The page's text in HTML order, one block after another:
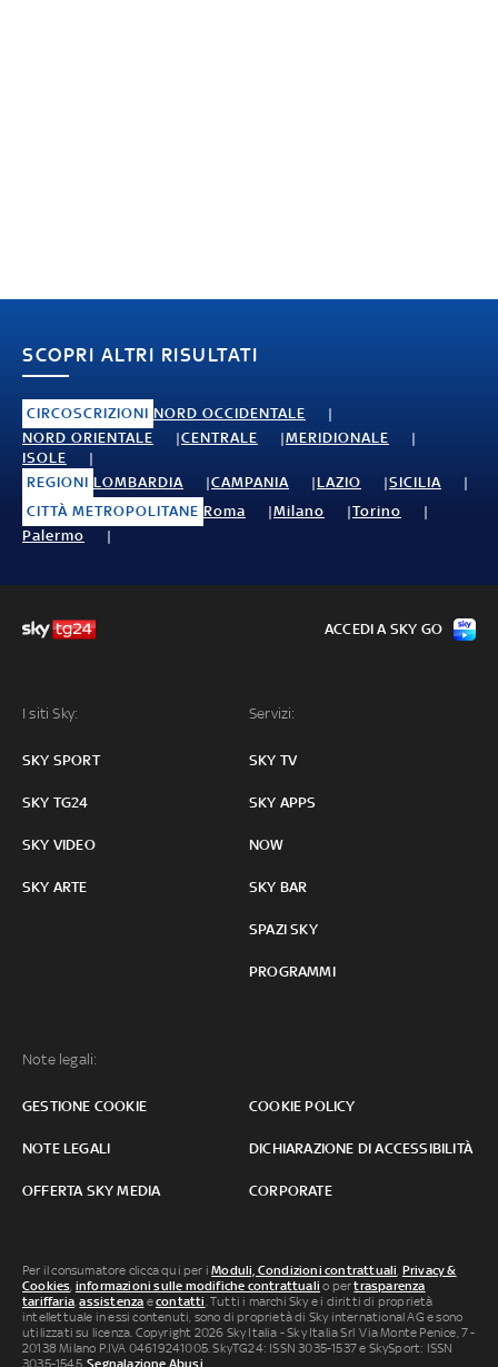
SCOPRI ALTRI RISULTATI
CIRCOSCRIZIONI NORD OCCIDENTALE
NORD ORIENTALE
CENTRALE
MERIDIONALE
ISOLE
REGIONI LOMBARDIA CAMPANIA LAZIO
SICILIA
CITTÀ METROPOLITANE Roma Milano
Torino
Palermo
I siti Sky:
SKY SPORT
SKY TG24
SKY VIDEO
SKY ARTE
Servizi:
SKY TV
SKY APPS
NOW
SKY BAR
SPAZI SKY
PROGRAMMI
Note legali:
GESTIONE COOKIE COOKIE POLICY
NOTE LEGALI DICHIARAZIONE DI ACCESSIBILITÀ
OFFERTA SKY MEDIA CORPORATE
ACCEDI A SKY GO
Per il consumatore clicca qui per iModuli, Condizioni contrattuali, Privacy &
Cookies, informazioni sulle modifiche contrattuali o pertrasparenza
tariffaria,assistenza econtatti. Tutti i marchi Sky e i diritti di proprietà
intellettuale in essi contenuti, sono di proprietà di Sky international AG e sono
utilizzati su licenza. Copyright 2026 Sky Italia - Sky Italia Srl Via Monte Penice, 7 -
20138 Milano P.IVA 04619241005. SkyTG24: ISSN 3035-1537 e SkySport: ISSN
3035-1545.Segnalazione Abusi